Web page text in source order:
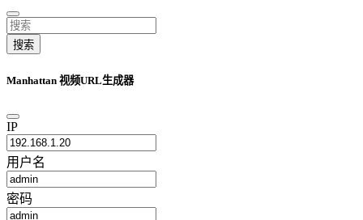
搜索
Manhattan 视频URL生成器
IP
用户名
密码